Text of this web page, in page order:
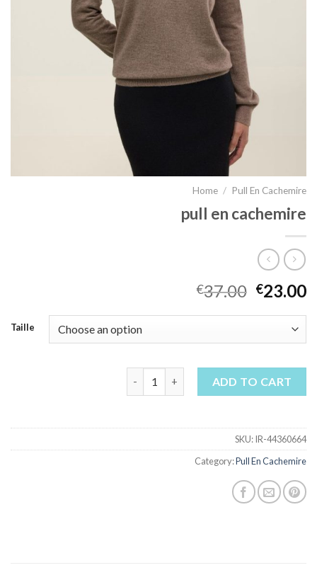
Home / Pull En Cachemire
pull en cachemire
€37.00 €23.00
Taille
ADD TO CART
SKU:IR-44360664
Category:Pull En Cachemire